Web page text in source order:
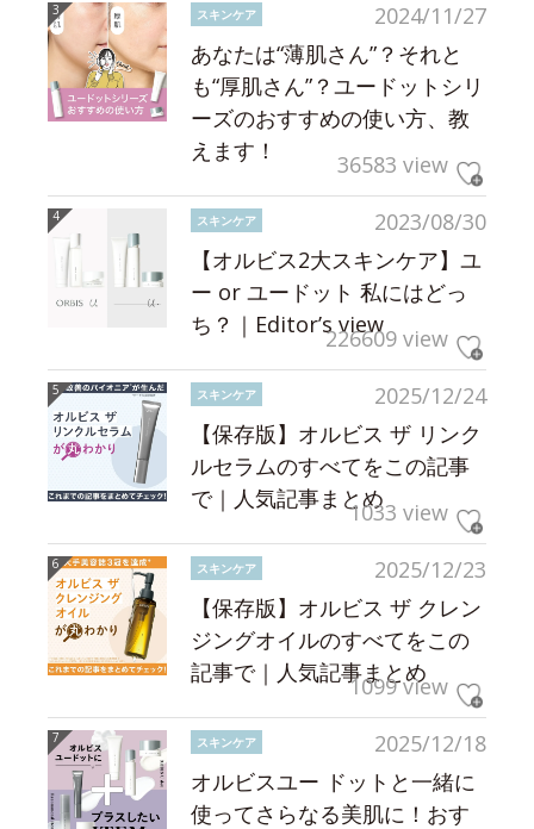
2024/11/27
スキンケア
あなたは“薄肌さん”？それと
も“厚肌さん”？ユードットシリ
ーズのおすすめの使い方、教
えます！
36583 view
2023/08/30
スキンケア
【オルビス2大スキンケア】ユ
ー or ユードット 私にはどっ
ち？｜Editor’s view226609 view
2025/12/24
スキンケア
【保存版】オルビス ザ リンク
ルセラムのすべてをこの記事
で｜人気記事まとめ1033 view
2025/12/23
スキンケア
【保存版】オルビス ザ クレン
ジングオイルのすべてをこの
記事で｜人気記事まとめ
1099 view
2025/12/18
スキンケア
オルビスユー ドットと一緒に
使ってさらなる美肌に！おす